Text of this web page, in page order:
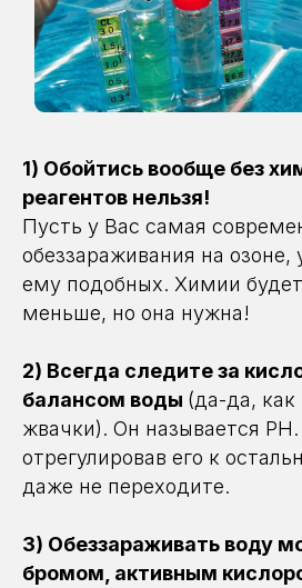
1) Обойтись вообще без
реагентов нельзя!
Пусть у Вас самая
обеззараживания на озоне,
ему подобных. Химии будет
меньше, но она нужна!
2) Всегда следите за
балансом воды (да-да,
жвачки). Он называется
отрегулировав его к
даже не переходите.
3) Обеззараживать воду
бромом, активным